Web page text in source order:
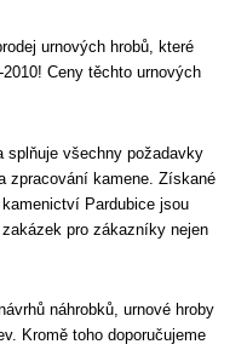
urnových hrobů, které
Ceny těchto urnových
splňuje všechny požadavky
zpracování kamene. Získané
Pardubice jsou
pro zákazníky nejen
náhrobků, urnové hroby
Kromě toho doporučujeme